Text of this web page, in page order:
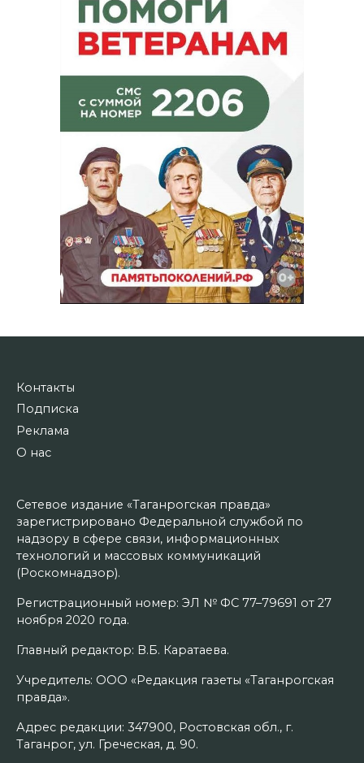
Контакты
Подписка
Реклама
О нас
Сетевое издание «Таганрогская правда»
зарегистрировано Федеральной службой по
надзору в сфере связи, информационных
технологий и массовых коммуникаций
(Роскомнадзор).
Регистрационный номер: ЭЛ № ФС 77–79691 от 27
ноября 2020 года.
Главный редактор: В.Б. Каратаева.
Учредитель: ООО «Редакция газеты «Таганрогская
правда».
Адрес редакции: 347900, Ростовская обл., г.
Таганрог, ул. Греческая, д. 90.